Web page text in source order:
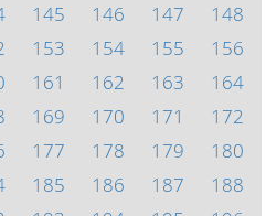
145 146 147
148
153 154 155
156
161 162 163
164
169 170 171
172
177 178 179
180
185 186 187
188